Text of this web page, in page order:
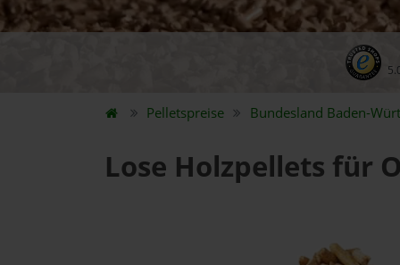
Pelletspreise Bundesland Baden-
Lose Holzpellets für